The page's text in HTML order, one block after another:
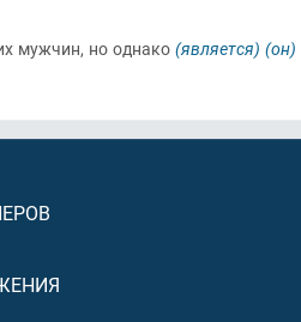
мужчин, но однако (является) (он)